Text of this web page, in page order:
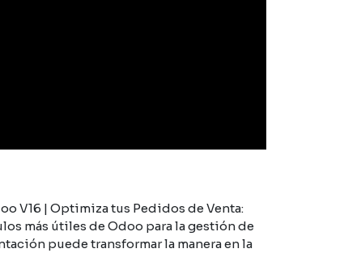
V16 | Optimiza tus Pedidos de Venta:
más útiles de Odoo para la gestión de
puede transformar la manera en la